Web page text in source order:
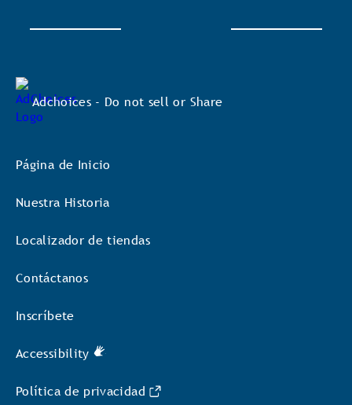
Adchoices - Do not sell or Share
Página de Inicio
Nuestra Historia
Localizador de tiendas
Contáctanos
Inscríbete
Accessibility
Política de privacidad